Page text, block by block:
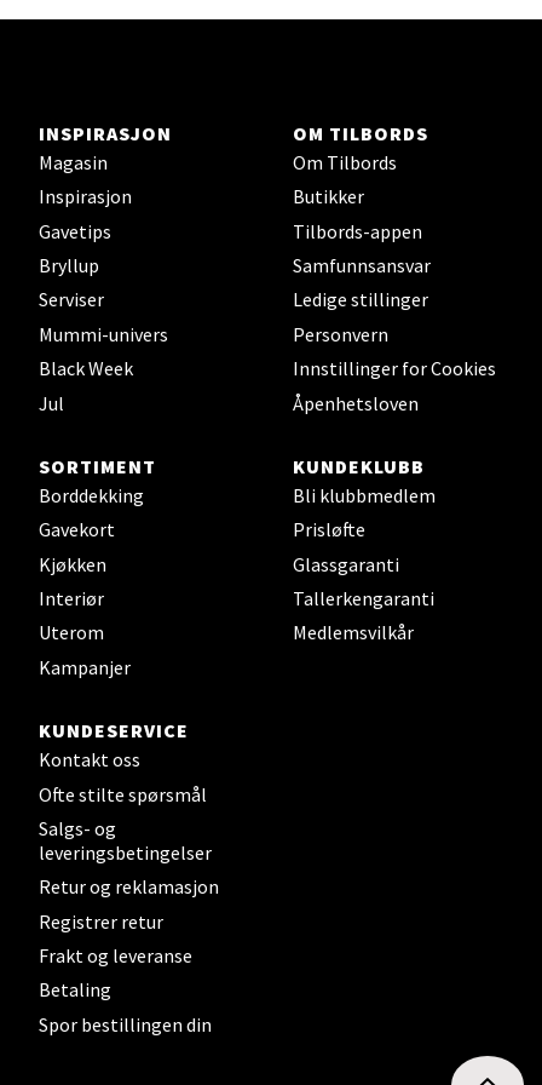
INSPIRASJON
Magasin
Inspirasjon
Gavetips
Bryllup
Serviser
Mummi-univers
Black Week
Jul
OM TILBORDS
Om Tilbords
Butikker
Tilbords-appen
Samfunnsansvar
Ledige stillinger
Personvern
Innstillinger for Cookies
Åpenhetsloven
SORTIMENT
Borddekking
Gavekort
Kjøkken
Interiør
Uterom
Kampanjer
KUNDEKLUBB
Bli klubbmedlem
Prisløfte
Glassgaranti
Tallerkengaranti
Medlemsvilkår
KUNDESERVICE
Kontakt oss
Ofte stilte spørsmål
Salgs- og
leveringsbetingelser
Retur og reklamasjon
Registrer retur
Frakt og leveranse
Betaling
Spor bestillingen din